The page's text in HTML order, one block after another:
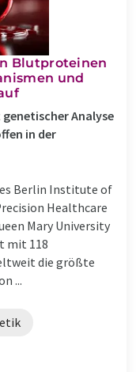
Blutproteinen
und
Analyse
in der
Berlin Institute of
Healthcare
Mary University
mit 118
die größte
...